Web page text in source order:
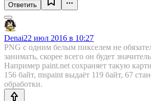
Ответить
Denai22 июл 2016 в 10:27
PNG с одним белым пикселем не
занимать, скорее всего он будет
Например paint.net сохраняет такую
156 байт, mspaint выдаёт 119 байт, 67
обработки.